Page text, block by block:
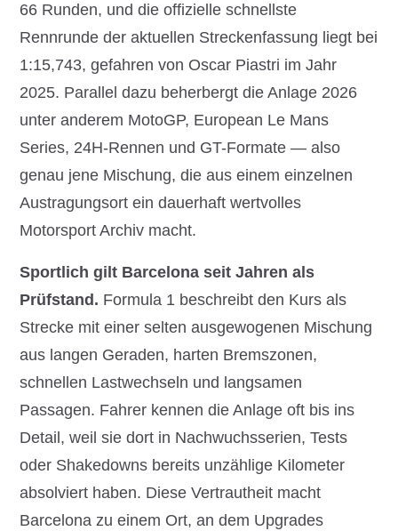
66 Runden, und die offizielle schnellste
Rennrunde der aktuellen Streckenfassung liegt bei
1:15,743, gefahren von Oscar Piastri im Jahr
2025. Parallel dazu beherbergt die Anlage 2026
unter anderem MotoGP, European Le Mans
Series, 24H-Rennen und GT-Formate — also
genau jene Mischung, die aus einem einzelnen
Austragungsort ein dauerhaft wertvolles
Motorsport Archiv macht.
Sportlich gilt Barcelona seit Jahren als
Prüfstand. Formula 1 beschreibt den Kurs als
Strecke mit einer selten ausgewogenen Mischung
aus langen Geraden, harten Bremszonen,
schnellen Lastwechseln und langsamen
Passagen. Fahrer kennen die Anlage oft bis ins
Detail, weil sie dort in Nachwuchsserien, Tests
oder Shakedowns bereits unzählige Kilometer
absolviert haben. Diese Vertrautheit macht
Barcelona zu einem Ort, an dem Upgrades